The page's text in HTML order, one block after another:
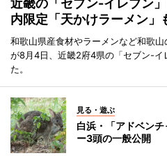
内限定「天かけラーメン」
和歌山県産食材やラーメンなど和歌
が8月4日、近畿2府4県の「セブン-
た。
見る・遊ぶ
白浜・「アドベン
ー3頭の一般公開